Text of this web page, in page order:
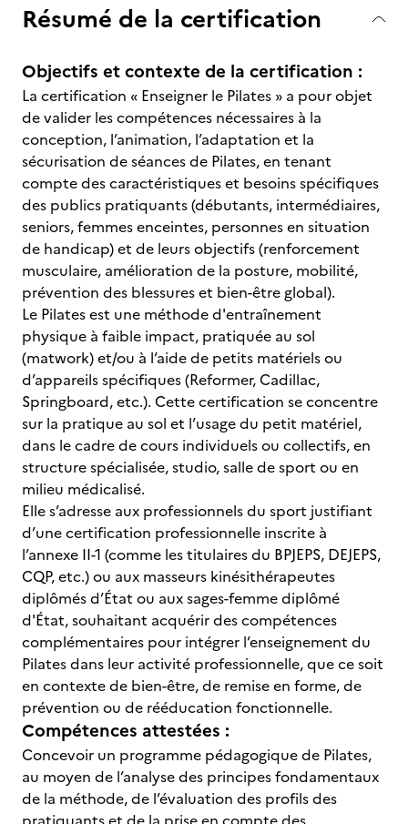
Résumé de la certification
Objectifs et contexte de la certification :
La certification « Enseigner le Pilates » a pour objet
de valider les compétences nécessaires à la
conception, l’animation, l’adaptation et la
sécurisation de séances de Pilates, en tenant
compte des caractéristiques et besoins spécifiques
des publics pratiquants (débutants, intermédiaires,
seniors, femmes enceintes, personnes en situation
de handicap) et de leurs objectifs (renforcement
musculaire, amélioration de la posture, mobilité,
prévention des blessures et bien-être global).
Le Pilates est une méthode d'entraînement
physique à faible impact, pratiquée au sol
(matwork) et/ou à l’aide de petits matériels ou
d’appareils spécifiques (Reformer, Cadillac,
Springboard, etc.). Cette certification se concentre
sur la pratique au sol et l’usage du petit matériel,
dans le cadre de cours individuels ou collectifs, en
structure spécialisée, studio, salle de sport ou en
milieu médicalisé.
Elle s’adresse aux professionnels du sport justifiant
d’une certification professionnelle inscrite à
l’annexe II-1 (comme les titulaires du BPJEPS, DEJEPS,
CQP, etc.) ou aux masseurs kinésithérapeutes
diplômés d’État ou aux sages-femme diplômé
d'État, souhaitant acquérir des compétences
complémentaires pour intégrer l’enseignement du
Pilates dans leur activité professionnelle, que ce soit
en contexte de bien-être, de remise en forme, de
prévention ou de rééducation fonctionnelle.
Compétences attestées :
Concevoir un programme pédagogique de Pilates,
au moyen de l’analyse des principes fondamentaux
de la méthode, de l’évaluation des profils des